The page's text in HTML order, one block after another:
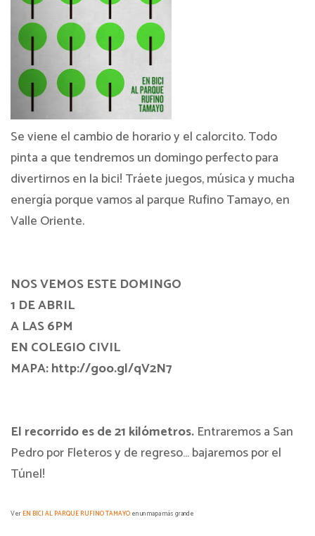
Se viene el cambio de horario y el calorcito. Todo
pinta a que tendremos un domingo perfecto para
divertirnos en la bici! Tráete juegos, música y mucha
energía porque vamos al parque Rufino Tamayo, en
Valle Oriente.
NOS VEMOS ESTE DOMINGO
1 DE ABRIL
A LAS 6PM
EN COLEGIO CIVIL
MAPA: http://goo.gl/qV2N7
El recorrido es de 21 kilómetros. Entraremos a San
Pedro por Fleteros y de regreso… bajaremos por el
Túnel!
Ver EN BICI AL PARQUE RUFINO TAMAYO en un mapa más grande